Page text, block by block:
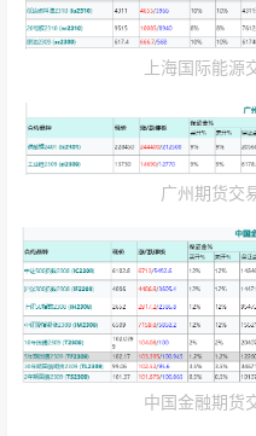
上海国际能源
广州期货交
中国金融期货